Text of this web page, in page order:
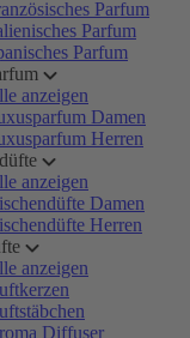
Parfum
Parfum
Parfum
anzeigen
Damen
Herren
anzeigen
Damen
Herren
anzeigen
Diffuser